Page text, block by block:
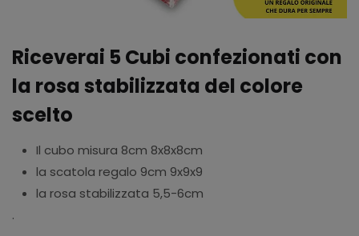
Riceverai 5 Cubi confezionati con
la rosa stabilizzata del colore
scelto
Il cubo misura 8cm 8x8x8cm
la scatola regalo 9cm 9x9x9
la rosa stabilizzata 5,5-6cm
.